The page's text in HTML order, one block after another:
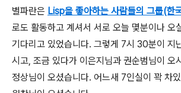
별파란은 Lisp을 좋아하는 사람들의 그룹(한
로도 활동하고 계셔서 서로 오늘 몇분이나 오
기다리고 있었습니다. 그렇게 7시 30분이 지
시고, 조금 있다가 이은지님과 권순범님이 오
정상님이 오셨습니다. 어느새 7인실이 꽉 차